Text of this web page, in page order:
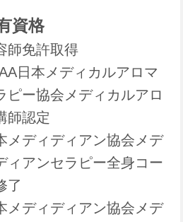
資格
師免許取得
日本メディカルアロマ
ピー協会メディカルアロ
師認定
メディディアン協会メデ
ィアンセラピー全身コー
了
メディディアン協会メデ